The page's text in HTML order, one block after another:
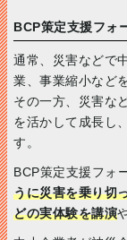
BCP策定支援フォ
通常、災害などで
業、事業縮小など
その一方、災害な
を活かして成長し
す。
BCP策定支援フォ
うに災害を乗り切
どの実体験を講演